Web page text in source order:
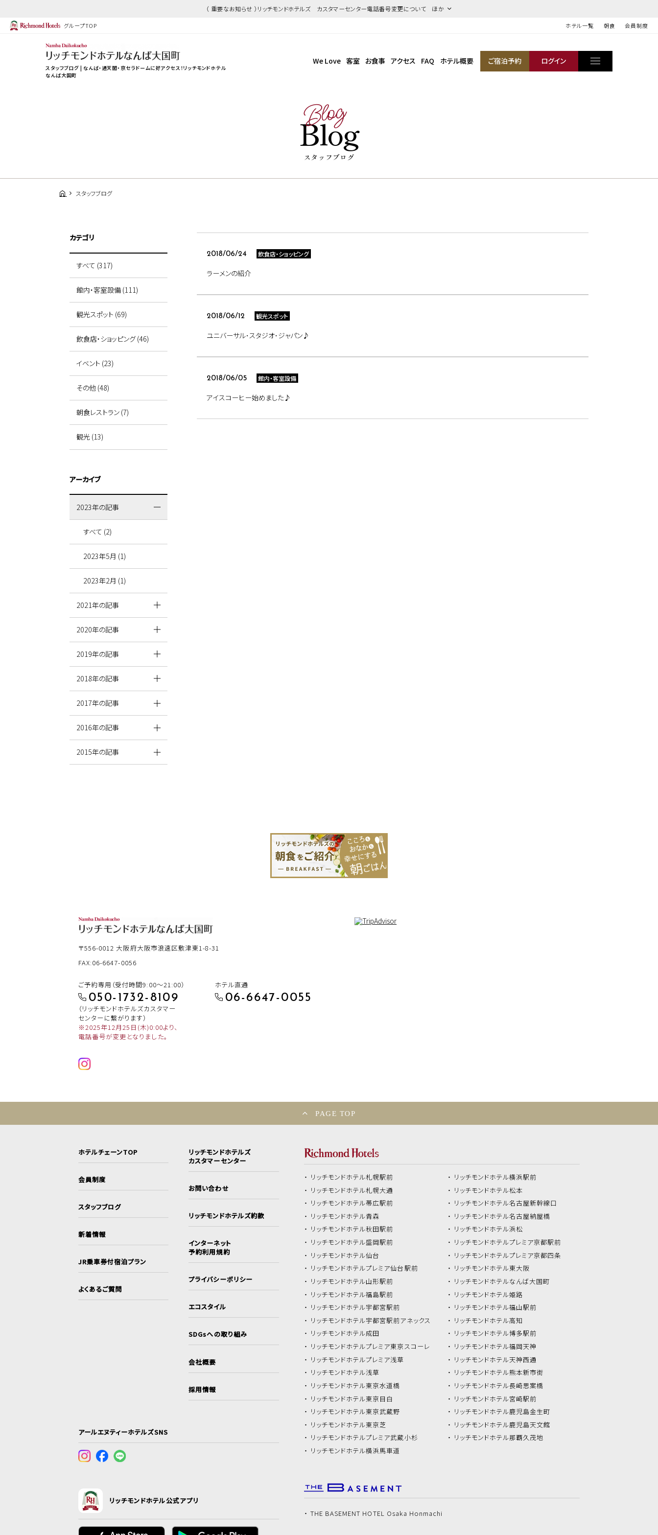
（ 重要なお知らせ ）リッチモンドホテルズ カスタマーセンター電話番号変更について ほか
グループTOP ホテル一覧 朝食 会員制度
スタッフブログ | なんば・通天閣・京セラドームに好アクセス！リッチモンドホテル
なんば大国町
We Love 客室 お食事 アクセス FAQ ホテル概要 ご宿泊予約 ログイン
Blog
Blog
スタッフブログ
スタッフブログ
2018/06/24 飲食店・ショッピング
ラーメンの紹介
2018/06/12 観光スポット
ユニバーサル･スタジオ･ジャパン♪
2018/06/05 館内・客室設備
アイスコーヒー始めました♪
カテゴリ
すべて (317)
館内・客室設備 (111)
観光スポット (69)
飲食店・ショッピング (46)
イベント (23)
その他 (48)
朝食レストラン (7)
観光 (13)
アーカイブ
2023年の記事
すべて (2)
2023年5月 (1)
2023年2月 (1)
2021年の記事
2020年の記事
2019年の記事
2018年の記事
2017年の記事
2016年の記事
2015年の記事
〒556-0012大阪府大阪市浪速区敷津東1-8-31
FAX:06-6647-0056
ご予約専用（受付時間9:00～21:00）
050-1732-8109
（リッチモンドホテルズカスタマー
センターに繋がります）
※2025年12月25日(木)0:00より、
電話番号が変更となりました。
ホテル直通
06-6647-0055
PAGE TOP
ホテルチェーンTOP
会員制度
スタッフブログ
新着情報
JR乗車券付宿泊プラン
よくあるご質問
リッチモンドホテルズ
カスタマーセンター
お問い合わせ
リッチモンドホテルズ約款
インターネット
予約利用規約
プライバシーポリシー
エコスタイル
SDGsへの取り組み
会社概要
採用情報
アールエヌティーホテルズSNS
リッチモンドホテル公式アプリ
リッチモンドホテル札幌駅前
リッチモンドホテル札幌大通
リッチモンドホテル帯広駅前
リッチモンドホテル青森
リッチモンドホテル秋田駅前
リッチモンドホテル盛岡駅前
リッチモンドホテル仙台
リッチモンドホテルプレミア仙台駅前
リッチモンドホテル山形駅前
リッチモンドホテル福島駅前
リッチモンドホテル宇都宮駅前
リッチモンドホテル宇都宮駅前アネックス
リッチモンドホテル成田
リッチモンドホテルプレミア東京スコーレ
リッチモンドホテルプレミア浅草
リッチモンドホテル浅草
リッチモンドホテル東京水道橋
リッチモンドホテル東京目白
リッチモンドホテル東京武蔵野
リッチモンドホテル東京芝
リッチモンドホテルプレミア武蔵小杉
リッチモンドホテル横浜馬車道
リッチモンドホテル横浜駅前
リッチモンドホテル松本
リッチモンドホテル名古屋新幹線口
リッチモンドホテル名古屋納屋橋
リッチモンドホテル浜松
リッチモンドホテルプレミア京都駅前
リッチモンドホテルプレミア京都四条
リッチモンドホテル東大阪
リッチモンドホテルなんば大国町
リッチモンドホテル姫路
リッチモンドホテル福山駅前
リッチモンドホテル高知
リッチモンドホテル博多駅前
リッチモンドホテル福岡天神
リッチモンドホテル天神西通
リッチモンドホテル熊本新市街
リッチモンドホテル長崎思案橋
リッチモンドホテル宮崎駅前
リッチモンドホテル鹿児島金生町
リッチモンドホテル鹿児島天文館
リッチモンドホテル那覇久茂地
THE BASEMENT HOTEL Osaka Honmachi